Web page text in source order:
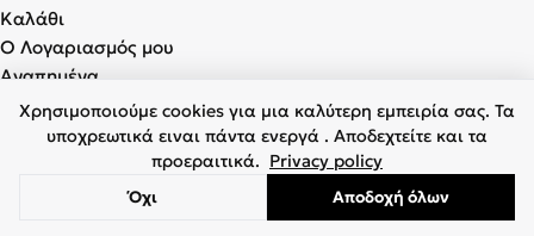
Καλάθι
Ο Λογαριασμός μου
Αγαπημένα
© 2026 Γυναικεία & Ανδρικά Παπούτσια - BagiotaShoes.gr. Με
επιφύλαξη παντός δικαιώματος.
Χρησιμοποιούμε cookies για μια καλύτερη εμπειρία σας. Τα
υποχρεωτικά ειναι πάντα ενεργά . Αποδεχτείτε και τα
προεραιτικά. Privacy policy
Όχι Αποδοχή όλων